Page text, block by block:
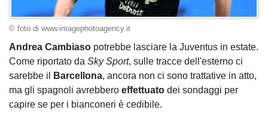
© foto di www.imagephotoagency.it
Andrea Cambiaso potrebbe lasciare la Juventus in estate.
Come riportato da Sky Sport, sulle tracce dell'esterno ci
sarebbe il
Barcellona, ancora non ci sono trattative in atto,
ma gli spagnoli avrebbero effettuato dei sondaggi per
capire se per i bianconeri è cedibile.